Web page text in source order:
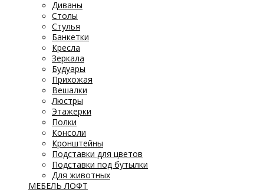
Диваны
Столы
Стулья
Банкетки
Кресла
Зеркала
Будуары
Прихожая
Вешалки
Люстры
Этажерки
Полки
Консоли
Кронштейны
Подставки для цветов
Подставки под бутылки
Для животных
МЕБЕЛЬ ЛОФТ